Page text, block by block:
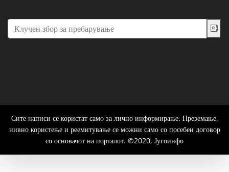
Сите написи се користат само за лично информирање. Преземање,
нивно користење и реемитување се можни само со посебен договор
со основачот на порталот. ©2020, Југоинфо